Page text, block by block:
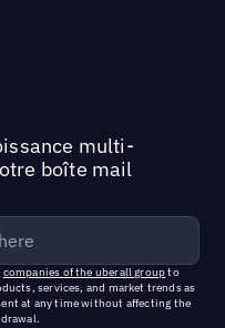
multi-
boîte mail
companies of the uberall groupto
services, and market trends as
at any time without affecting the